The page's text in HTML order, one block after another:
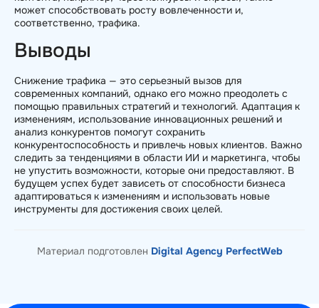
может способствовать росту вовлеченности и,
соответственно, трафика.
Выводы
Снижение трафика — это серьезный вызов для
современных компаний, однако его можно преодолеть с
помощью правильных стратегий и технологий. Адаптация к
изменениям, использование инновационных решений и
анализ конкурентов помогут сохранить
конкурентоспособность и привлечь новых клиентов. Важно
следить за тенденциями в области ИИ и маркетинга, чтобы
не упустить возможности, которые они предоставляют. В
будущем успех будет зависеть от способности бизнеса
адаптироваться к изменениям и использовать новые
инструменты для достижения своих целей.
Материал подготовлен Digital Agency PerfectWeb